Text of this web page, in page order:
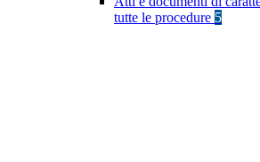
tutte le procedure 5